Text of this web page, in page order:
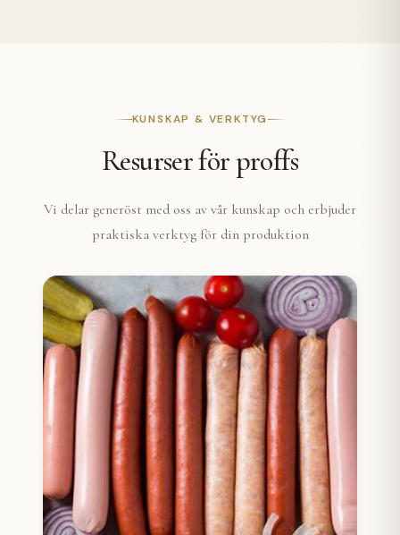
KUNSKAP & VERKTYG
Resurser för proffs
Vi delar generöst med oss av vår kunskap och erbjuder
praktiska verktyg för din produktion